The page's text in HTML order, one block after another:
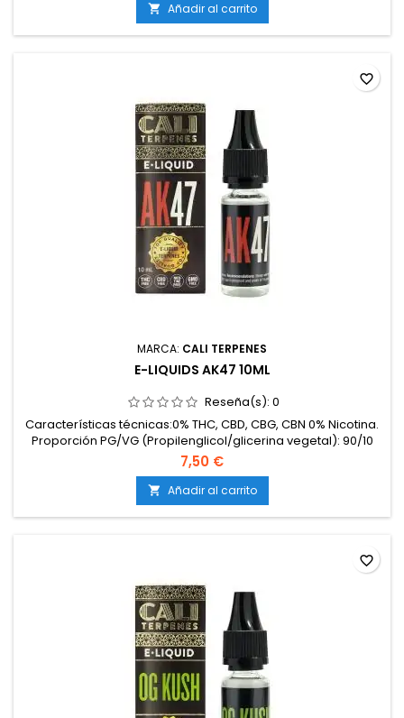
 Añadir al carrito
MARCA: CALI TERPENES
E-LIQUIDS AK47 10ML
Reseña(s): 0
Características técnicas:0% THC, CBD, CBG, CBN 0% Nicotina.
Proporción PG/VG (Propilenglicol/glicerina vegetal): 90/10
7,50 €
 Añadir al carrito
favorite_border
favorite_border